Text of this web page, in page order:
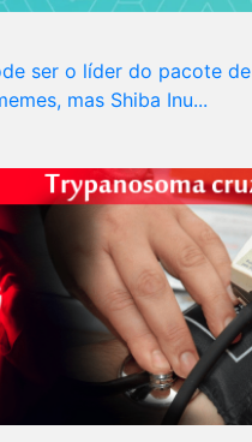
ser o líder do pacote de
mas Shiba Inu...